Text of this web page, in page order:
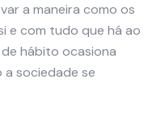
a maneira como os
e com tudo que há ao
hábito ocasiona
sociedade se